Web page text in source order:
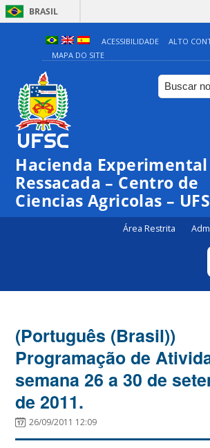
BRASIL
ACESSIBILIDADE
ALTO
MAPA DO SITE
Hacienda Experimental
Ressacada – Centro de
Ciencias Agricolas –
Área Restrita
(Português (Brasil))
Programação de
semana 26 a 30 de
de 2011.
26/09/2011 12:09